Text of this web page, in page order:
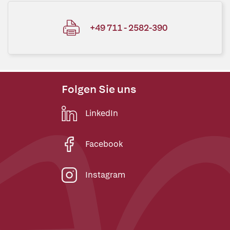
+49 711 - 2582-390
Folgen Sie uns
LinkedIn
Facebook
Instagram